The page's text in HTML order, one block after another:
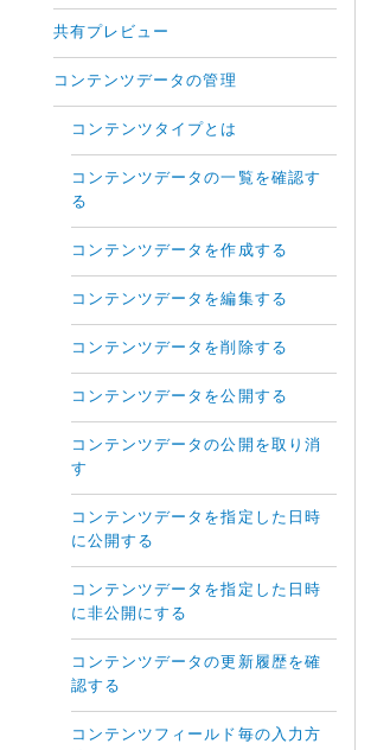
共有プレビュー
コンテンツデータの管理
コンテンツタイプとは
コンテンツデータの一覧を確認す
る
コンテンツデータを作成する
コンテンツデータを編集する
コンテンツデータを削除する
コンテンツデータを公開する
コンテンツデータの公開を取り消
す
コンテンツデータを指定した日時
に公開する
コンテンツデータを指定した日時
に非公開にする
コンテンツデータの更新履歴を確
認する
コンテンツフィールド毎の入力方